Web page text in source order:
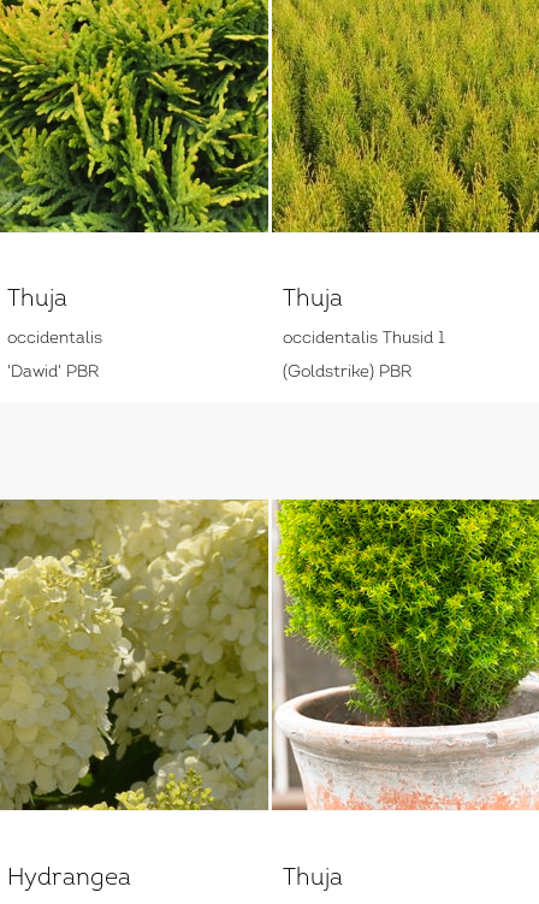
Thuja
occidentalis
'Dawid' PBR
Thuja
occidentalis Thusid 1
(Goldstrike) PBR
Hydrangea Thuja